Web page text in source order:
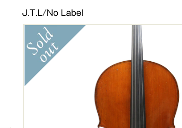
J.T.L/No Label